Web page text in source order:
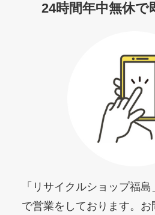
24時間年中無休で
「リサイクルショップ福
で営業をしております。